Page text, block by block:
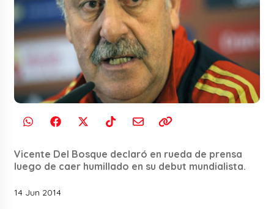
Vicente Del Bosque declaró en rueda de prensa
luego de caer humillado en su debut mundialista.
14 Jun 2014